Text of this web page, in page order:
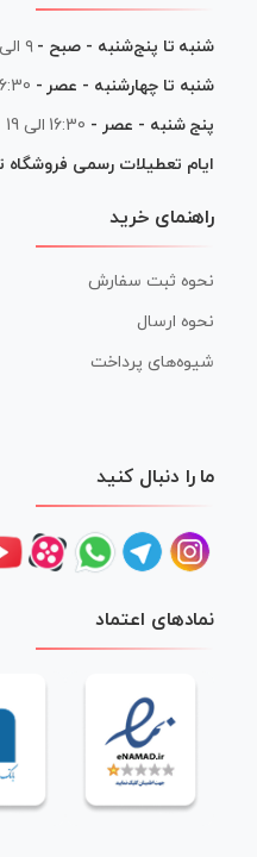
شنبه تا پنج‌شنبه - صبح - ۹ الی ۱۳
شنبه تا چهارشنبه - عصر - 16:30 الی
پنج شنبه - عصر - 16:30 الی 19
ایام تعطیلات رسمی فروشگاه
راهنمای خرید
نحوه ثبت سفارش
نحوه ارسال
شیوه‌های پرداخت
ما را دنبال کنید
نمادهای اعتماد